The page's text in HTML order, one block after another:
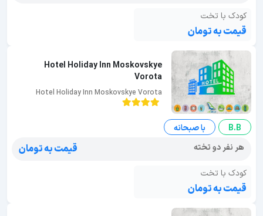
کودک با تخت
قیمت به تومان
Hotel Holiday Inn Moskovskye
Vorota
Hotel Holiday Inn Moskovskye Vorota
B.B
با صبحانه
هر نفر دو تخته
قیمت به تومان
کودک با تخت
قیمت به تومان